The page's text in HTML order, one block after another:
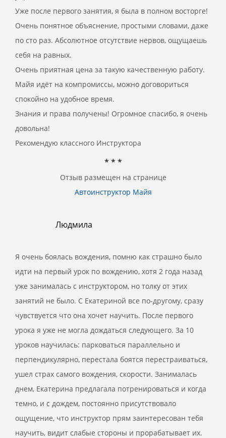
Уже после первого занятия, я была в полном восторге!
Очень понятное объяснение, простыми словами, даже
по сто раз. Абсолютное отсутствие нервов, ощущаешь
себя на равных.
Очень приятная цена за такую качественную работу.
Майя идёт на компромиссы, можно договориться
спокойно на удобное время.
Знания и права получены! Огромное спасибо, я очень
довольна!
Рекомендую классного Инструктора
* * *
Отзыв размещен на странице
Автоинструктор Майя
Людмила
Я очень боялась вождения, помню как страшно было
идти на первый урок по вождению, хотя 2 года назад
уже занималась с инструктором, но толку от этих
занятий не было. С Екатериной все по-другому, сразу
чувствуется что она хочет научить. После первого
урока я уже не могла дождаться следующего. За 10
уроков научилась: парковаться параллельно и
перпендикулярно, перестала боятся перестраиваться,
ушел страх самого вождения, скорости. Занималась
днем, Екатерина предлагала потренироваться и когда
темно, и с дождем, постоянно присутствовало
ощущение, что инструктор прям заинтересован тебя
научить, видит слабые стороны и прорабатывает их.